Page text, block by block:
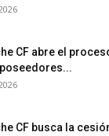
CF abre el
CF busca la